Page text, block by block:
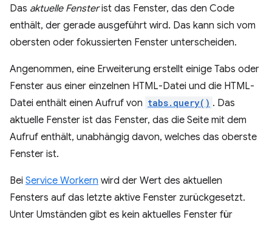
Das aktuelle Fensterist das Fenster, das den Code
enthält, der gerade ausgeführt wird. Das kann sich vom
obersten oder fokussierten Fenster unterscheiden.
Angenommen, eine Erweiterung erstellt einige Tabs oder
Fenster aus einer einzelnen HTML-Datei und die HTML-
Datei enthält einen Aufruf von tabs.query() . Das
aktuelle Fenster ist das Fenster, das die Seite mit dem
Aufruf enthält, unabhängig davon, welches das oberste
Fenster ist.
Bei Service Workern wird der Wert des aktuellen
Fensters auf das letzte aktive Fenster zurückgesetzt.
Unter Umständen gibt es kein aktuelles Fenster für